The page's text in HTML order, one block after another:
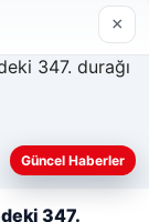
×
Güncel Haberler
347.